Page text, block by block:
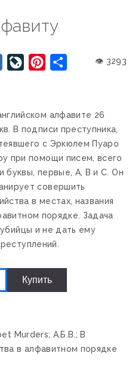
Mail.RuLiveJournal
PinterestОтправить
👁 3293
алфавите 26
В подписи преступника,
с Эркюлем Пуаро
при помощи писем, всего
буквы, первые, А, B и С. Он
совершить
в местах, названия
порядке. Задача
и не дать ему
Murders; А.Б.В.; В
в алфавитном порядке